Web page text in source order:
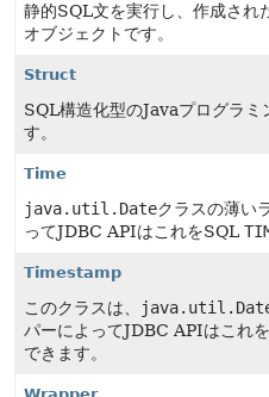
静的SQL文を実行し、作成され
オブジェクトです。
Struct
SQL構造化型のJavaプログラ
す。
Time
java.util.Dateクラスの薄い
ってJDBC APIはこれをSQL
Timestamp
このクラスは、
パーによってJDBC APIはこれ
できます。